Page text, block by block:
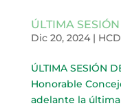
ÚLTIMA
Dic 20, 2024| HCD
ÚLTIMA SESIÓN
Honorable
adelante la última